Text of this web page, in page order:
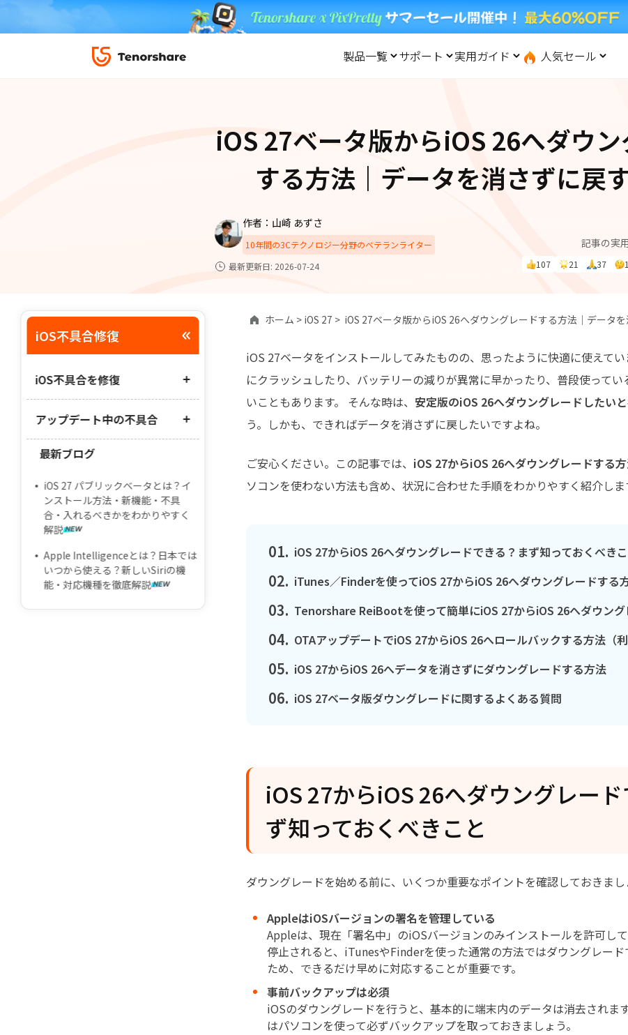
製品一覧
4DDiG-Windows データ復元
4DDiG-Mac データ復元
最新版
UltData-LINE データ復元
UltData-WhatsApp データ復元
サポート 実用ガイド
·iPhone間 連絡先コピー
·iTunes写真復元
·iPhone音楽取り込み方
·位置情報ごまかす
·家でポケモンを遊ぶ
·Whoo位置情報をオフ
最も充実したチュートリアル動画をご提供
動画を見る
iPhoneデータ復元
LINEデータ復元
iCloudデータ復元
実用ガイド
最も実践的な詳細
人気セール
7日間無料体験実施中
iPhoneバックアップ＆転送ソフト「iCareFone」で、LINE・写真・連
絡先など20種以上のデータを高速バックアップ＆転送！
時 分
iOS 27ベータ版からiOS 26へダウ
する方法｜データを消さずに戻
作者：山崎 あずさ
10年間の3Cテクノロジー分野のベテランライター
最新更新日: 2026-07-24
記事の実
107 21 37
iOS不具合修復
iOS不具合を修復
iOSシステム修復ソフト
iPadがリンゴループから復旧
アップデート中の不具合
iiPhone・iPadのアップデートが終
「アップデートを検証中」から動
かない
「アップデートを要求しました」
が表示された
最新ブログ
iOS 27 パブリックベータとは？イ
ンストール方法・新機能・不具
合・入れるべきかをわかりやすく
解説
Apple Intelligenceとは？日本では
いつから使える？新しいSiriの機
能・対応機種を徹底解説
ホーム > iOS 27 > iOS 27ベータ版からiOS 26へダウングレードする方法｜データ
iOS 27ベータをインストールしてみたものの、思ったように快適に使えて
にクラッシュしたり、バッテリーの減りが異常に早かったり、普段使って
いこともあります。 そんな時は、 安定版のiOS 26へダウングレードしたい
う。しかも、できればデータを消さずに戻したいですよね。
ご安心ください。この記事では、 iOS 27からiOS 26へダウングレードする
ソコンを使わない方法も含め、状況に合わせた手順をわかりやすく紹介しま
01. iOS 27からiOS 26へダウングレードできる？まず知っておくべき
02. iTunes／Finderを使ってiOS 27からiOS 26へダウングレードする
03. Tenorshare ReiBootを使って簡単にiOS 27からiOS 26へダウン
04. OTAアップデートでiOS 27からiOS 26へロールバックする方法（利
05. iOS 27からiOS 26へデータを消さずにダウングレードする方法
06. iOS 27ベータ版ダウングレードに関するよくある質問
iOS 27からiOS 26へダウングレー
ず知っておくべきこと
ダウングレードを始める前に、いくつか重要なポイントを確認しておきまし
AppleはiOSバージョンの署名を管理している
Appleは、現在「署名中」のiOSバージョンのみインストールを許可し
停止されると、iTunesやFinderを使った通常の方法ではダウングレー
ため、できるだけ早めに対応することが重要です。
事前バックアップは必須
iOSのダウングレードを行うと、基本的に端末内のデータは消去されま
はパソコンを使って必ずバックアップを取っておきましょう。